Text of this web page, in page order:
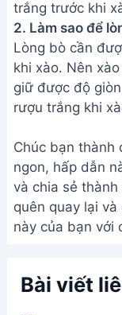
trắng trước khi
2. Làm sao để
Lòng bò cần
khi xào. Nên
giữ được độ
rượu trắng khi
Chúc bạn thành
ngon, hấp dẫn
và chia sẻ
quên quay lại
này của bạn với
Bài viết